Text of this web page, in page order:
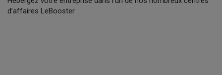
d’affaires LeBooster